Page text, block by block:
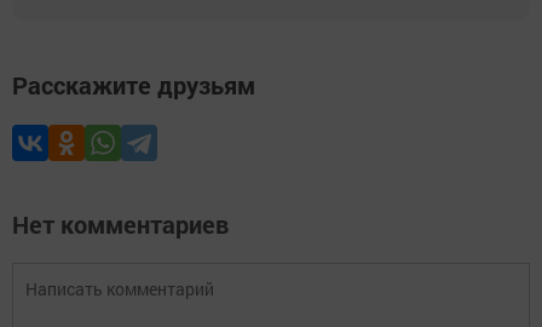
Расскажите друзьям
Нет комментариев